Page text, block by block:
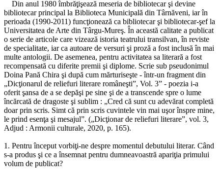
Din anul 1980 îmbrăţişează meseria de bibliotecar şi devine
bibliotecar principal la Biblioteca Municipală din Târnăveni, iar în
perioada (1990-2011) funcţionează ca bibliotecar şi bibliotecar-şef la
Universitatea de Arte din Târgu-Mureş. În această calitate a publicat
o serie de articole care vizează istoria teatrului transilvan, în reviste
de specialitate, iar ca autoare de versuri şi proză a fost inclusă în mai
multe antologii. De asemenea, pentru activitatea sa literară a fost
recompensată cu diferite premii şi diplome. Scrie sub pseudonimul
Doina Pană Chira şi după cum mărturiseşte - într-un fragment din
„Dicţionarul de reliefuri literare româneşti”, Vol. 3” - poezia i-a
oferit şansa de a se depăşi pe sine şi de a transcende spre o lume
încărcată de dragoste şi sublim : „Cred că sunt cu adevărat completă
doar prin scris. Simt că prin scris cuvintele vin mai uşor înspre mine,
le prind esenţa şi mesajul”. („Dicţionar de reliefuri literare”, vol. 3,
Adjud : Armonii culturale, 2020, p. 165).
1. Pentru început vorbiţi-ne despre momentul debutului literar. Când
s-a produs şi ce a însemnat pentru dumneavoastră apariţia primului
volum de publicat?